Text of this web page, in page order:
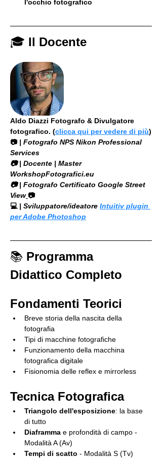
l'occhio fotografico
🎓 Il Docente
Aldo Diazzi Fotografo & Divulgatore
fotografico. (clicca qui per vedere di più)
📷 | Fotografo NPS Nikon Professional
Services
​📷 | Docente | Master
WorkshopFotografici.eu
📷 | Fotografo Certificato Google Street
View 📷
💻 | Sviluppatore/ideatore Intuitiv plugin
per Adobe Photoshop
📚 Programma
Didattico Completo
Fondamenti Teorici
Breve storia della nascita della
fotografia
Tipi di macchine fotografiche
Funzionamento della macchina
fotografica digitale
Fisionomia delle reflex e mirrorless
Tecnica Fotografica
Triangolo dell'esposizione: la base
di tutto
Diaframma e profondità di campo -
Modalità A (Av)
Tempi di scatto - Modalità S (Tv)